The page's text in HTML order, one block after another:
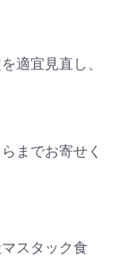
適宜見直し、
までお寄せく
スタック食